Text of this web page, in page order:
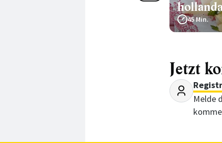
45 Min.
Jetzt
Melde